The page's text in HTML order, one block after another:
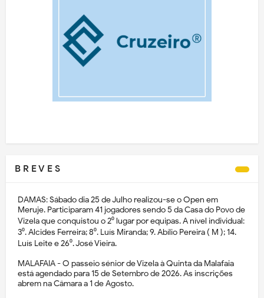
B R E V E S
DAMAS: Sábado dia 25 de Julho realizou-se o Open em
Meruje. Participaram 41 jogadores sendo 5 da Casa do Povo de
Vizela que conquistou o 2⁰ lugar por equipas. A nível individual:
3⁰. Alcides Ferreira; 8⁰. Luís Miranda; 9. Abílio Pereira ( M ); 14.
Luís Leite e 26⁰. José Vieira.
MALAFAIA - O passeio sénior de Vizela à Quinta da Malafaia
está agendado para 15 de Setembro de 2026. As inscrições
abrem na Câmara a 1 de Agosto.